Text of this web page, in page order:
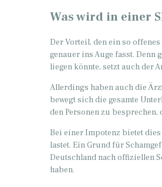
Was wird in einer
Der Vorteil, den ein so
genauer ins Auge fasst.
liegen könnte, setzt auch der
Allerdings haben auch die
bewegt sich die gesamte
den Personen zu
Bei einer Impotenz bietet
lastet. Ein Grund für
Deutschland nach offiziellen
haben.